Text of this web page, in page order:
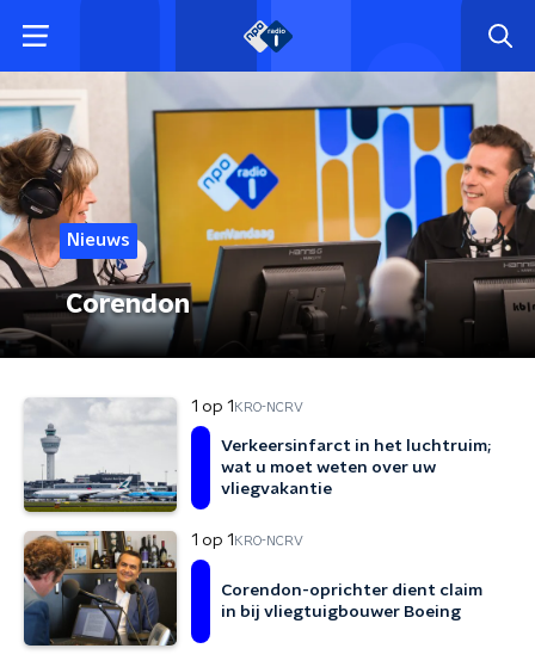
Nieuws
Corendon
1 op 1 KRO-NCRV
Verkeersinfarct in het luchtruim;
wat u moet weten over uw
vliegvakantie
1 op 1 KRO-NCRV
Corendon-oprichter dient claim
in bij vliegtuigbouwer Boeing